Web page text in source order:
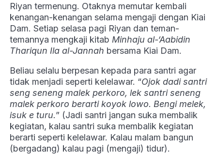
Riyan termenung. Otaknya memutar kembali
kenangan-kenangan selama mengaji dengan Kiai
Dam. Setiap selasa pagi Riyan dan teman-
temannya mengkaji kitab Minhaju al-‘Aabidin
Thariqun Ila al-Jannah bersama Kiai Dam.
Beliau selalu berpesan kepada para santri agar
tidak menjadi seperti kelelawar. “Ojok dadi santri
seng seneng malek perkoro, lek santri seneng
malek perkoro berarti koyok lowo. Bengi melek,
isuk e turu.” (Jadi santri jangan suka membalik
kegiatan, kalau santri suka membalik kegiatan
berarti seperti kelelawar. Kalau malam bangun
(bergadang) kalau pagi (mengaji) tidur).